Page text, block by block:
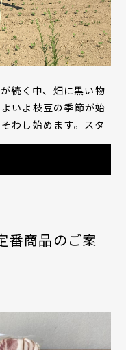
続く中、畑に黒い物
いよ枝豆の季節が始
わし始めます。スタ
こ...
番商品のご案